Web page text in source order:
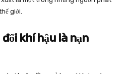
giới.
khí hậu là nạn